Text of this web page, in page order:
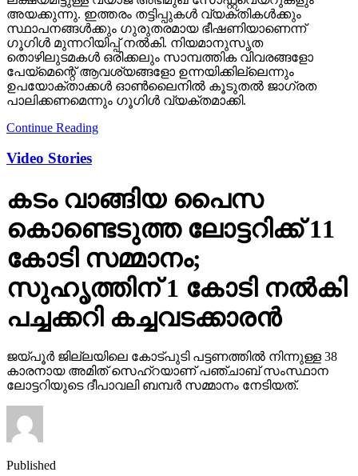
അയക്കുന്നു. ഇത്തരം തട്ടിപ്പുകള്‍ വ്യക്തികള്‍ക്കും
സ്ഥാപനങ്ങള്‍ക്കും ഗുരുതരമായ ഭീഷണിയാണെന്ന്
ഗൂഗിള്‍ മുന്നറിയിപ്പ് നല്‍കി. നിയമാനുസൃത
തൊഴിലുടമകള്‍ ഒരിക്കലും സാമ്പത്തിക വിവരങ്ങളോ
പേയ്‌മെന്റെ് ആവശ്യങ്ങളോ ഉന്നയിക്കില്ലെന്നും
ഉപയോക്താക്കള്‍ ഓണ്‍ലൈനില്‍ കൂടുതല്‍ ജാഗ്രത
പാലിക്കണമെന്നും ഗൂഗിള്‍ വ്യക്തമാക്കി.
Continue Reading
Video Stories
കടം വാങ്ങിയ പൈസ
കൊണ്ടെടുത്ത ലോട്ടറിക്ക് 11
കോടി സമ്മാനം;
സുഹൃത്തിന് 1 കോടി നല്‍കി
പച്ചക്കറി കച്ചവടക്കാരന്‍
ജയ്പൂര്‍ ജില്ലയിലെ കോട്പുടി പട്ടണത്തില്‍ നിന്നുള്ള 38
കാരനായ അമിത് സെഹ്‌റയാണ് പഞ്ചാബ് സംസ്ഥാന
ലോട്ടറിയുടെ ദീപാവലി ബമ്പര്‍ സമ്മാനം നേടിയത്.
Published